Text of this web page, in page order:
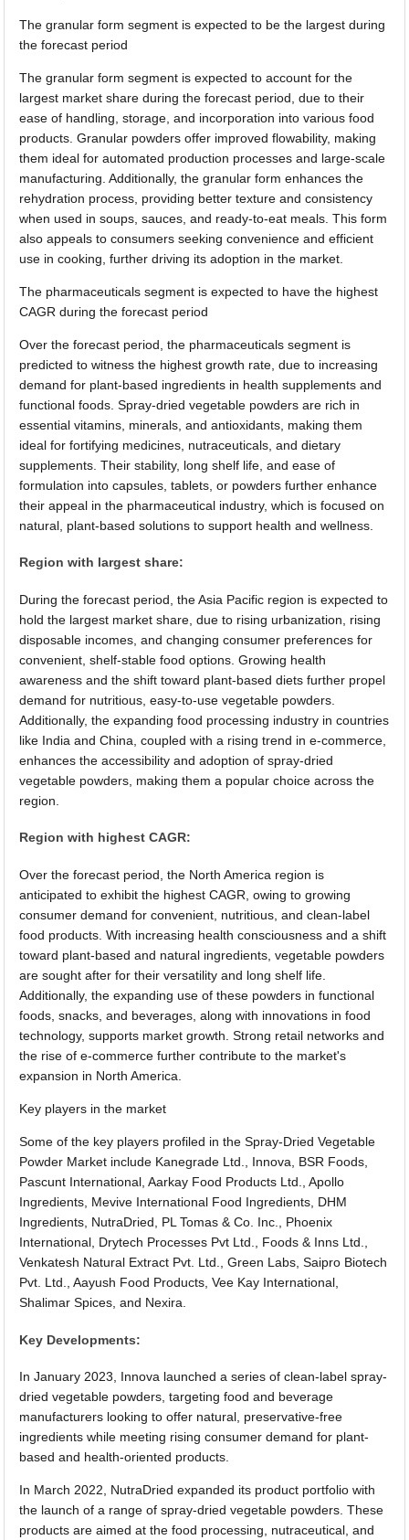
The granular form segment is expected to be the largest during
the forecast period
The granular form segment is expected to account for the
largest market share during the forecast period, due to their
ease of handling, storage, and incorporation into various food
products. Granular powders offer improved flowability, making
them ideal for automated production processes and large-scale
manufacturing. Additionally, the granular form enhances the
rehydration process, providing better texture and consistency
when used in soups, sauces, and ready-to-eat meals. This form
also appeals to consumers seeking convenience and efficient
use in cooking, further driving its adoption in the market.
The pharmaceuticals segment is expected to have the highest
CAGR during the forecast period
Over the forecast period, the pharmaceuticals segment is
predicted to witness the highest growth rate, due to increasing
demand for plant-based ingredients in health supplements and
functional foods. Spray-dried vegetable powders are rich in
essential vitamins, minerals, and antioxidants, making them
ideal for fortifying medicines, nutraceuticals, and dietary
supplements. Their stability, long shelf life, and ease of
formulation into capsules, tablets, or powders further enhance
their appeal in the pharmaceutical industry, which is focused on
natural, plant-based solutions to support health and wellness.
Region with largest share:
During the forecast period, the Asia Pacific region is expected to
hold the largest market share, due to rising urbanization, rising
disposable incomes, and changing consumer preferences for
convenient, shelf-stable food options. Growing health
awareness and the shift toward plant-based diets further propel
demand for nutritious, easy-to-use vegetable powders.
Additionally, the expanding food processing industry in countries
like India and China, coupled with a rising trend in e-commerce,
enhances the accessibility and adoption of spray-dried
vegetable powders, making them a popular choice across the
region.
Region with highest CAGR:
Over the forecast period, the North America region is
anticipated to exhibit the highest CAGR, owing to growing
consumer demand for convenient, nutritious, and clean-label
food products. With increasing health consciousness and a shift
toward plant-based and natural ingredients, vegetable powders
are sought after for their versatility and long shelf life.
Additionally, the expanding use of these powders in functional
foods, snacks, and beverages, along with innovations in food
technology, supports market growth. Strong retail networks and
the rise of e-commerce further contribute to the market's
expansion in North America.
Key players in the market
Some of the key players profiled in the Spray-Dried Vegetable
Powder Market include Kanegrade Ltd., Innova, BSR Foods,
Pascunt International, Aarkay Food Products Ltd., Apollo
Ingredients, Mevive International Food Ingredients, DHM
Ingredients, NutraDried, PL Tomas & Co. Inc., Phoenix
International, Drytech Processes Pvt Ltd., Foods & Inns Ltd.,
Venkatesh Natural Extract Pvt. Ltd., Green Labs, Saipro Biotech
Pvt. Ltd., Aayush Food Products, Vee Kay International,
Shalimar Spices, and Nexira.
Key Developments:
In January 2023, Innova launched a series of clean-label spray-
dried vegetable powders, targeting food and beverage
manufacturers looking to offer natural, preservative-free
ingredients while meeting rising consumer demand for plant-
based and health-oriented products.
In March 2022, NutraDried expanded its product portfolio with
the launch of a range of spray-dried vegetable powders. These
products are aimed at the food processing, nutraceutical, and